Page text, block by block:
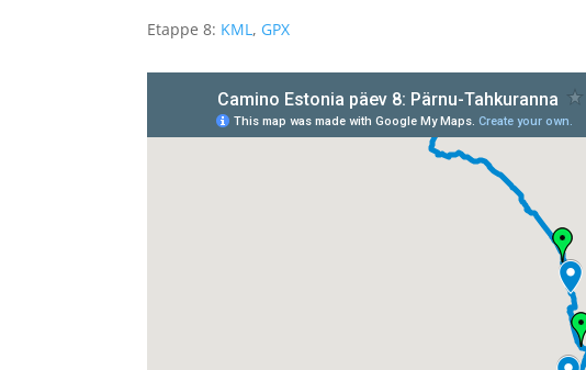
Etappe 8: KML, GPX